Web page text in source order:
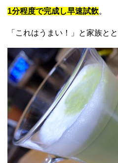
1分程度で完成し早速試飲。
「これはうまい！」と家族と